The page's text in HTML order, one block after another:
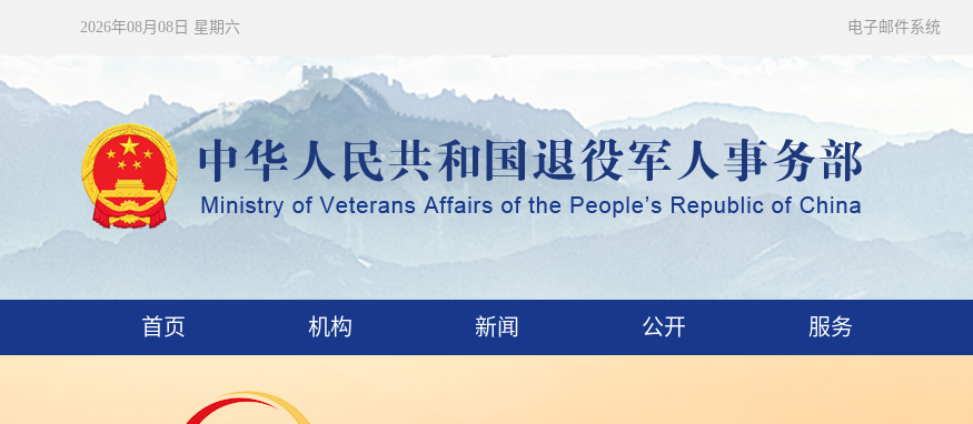
2026年08月08日 星期六 电子邮件系统
首页 机构 新闻 公开 服务